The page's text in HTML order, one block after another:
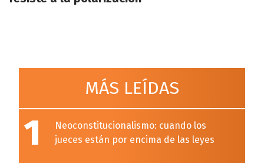
MÁS LEÍDAS
1
Neoconstitucionalismo: cuando los
jueces están por encima de las leyes